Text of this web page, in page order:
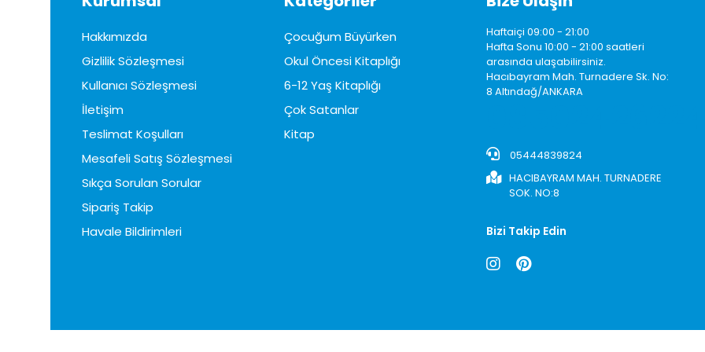
Hakkımızda
Gizlilik Sözleşmesi
Kullanıcı Sözleşmesi
İletişim
Teslimat Koşulları
Mesafeli Satış Sözleşmesi
Sıkça Sorulan Sorular
Sipariş Takip
Havale Bildirimleri
Çocuğum Büyürken
Okul Öncesi Kitaplığı
6-12 Yaş Kitaplığı
Çok Satanlar
Kitap
Haftaiçi 09:00 - 21:00
Hafta Sonu 10:00 - 21:00 saatleri
arasında ulaşabilirsiniz.
Hacıbayram Mah. Turnadere Sk. No:
8 Altındağ/ANKARA
05444839824
HACIBAYRAM MAH. TURNADERE
SOK. NO:8
Bizi Takip Edin